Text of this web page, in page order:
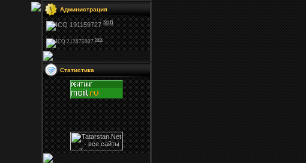
Администрация
Stifi
NFS
Статистика